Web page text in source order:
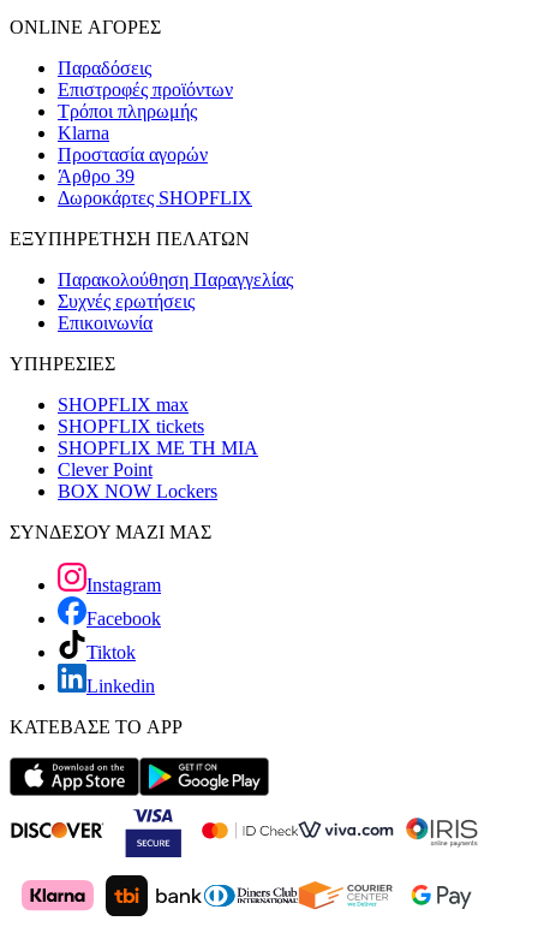
ONLINE ΑΓΟΡΕΣ
Παραδόσεις
Επιστροφές προϊόντων
Τρόποι πληρωμής
Klarna
Προστασία αγορών
Άρθρο 39
Δωροκάρτες SHOPFLIX
ΕΞΥΠΗΡΕΤΗΣΗ ΠΕΛΑΤΩΝ
Παρακολούθηση Παραγγελίας
Συχνές ερωτήσεις
Επικοινωνία
ΥΠΗΡΕΣΙΕΣ
SHOPFLIX max
SHOPFLIX tickets
SHOPFLIX ΜΕ ΤΗ ΜΙΑ
Clever Point
BOX NOW Lockers
ΣΥΝΔΕΣΟΥ ΜΑΖΙ ΜΑΣ
Instagram
Facebook
Tiktok
Linkedin
ΚΑΤΕΒΑΣΕ ΤΟ APP